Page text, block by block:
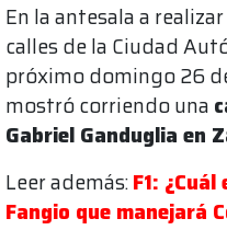
En la antesala a
calles de la Ciudad
próximo domingo 26
mostró corriendo una
Gabriel Ganduglia en
Leer además:F1:
Fangio que manejará